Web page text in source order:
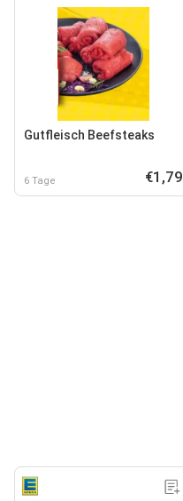
Gutfleisch Beefsteaks
6 Tage €1,79